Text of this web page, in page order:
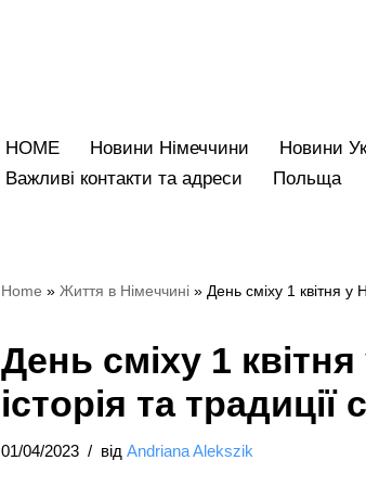
HOME
Новини Німеччини Hовини
Bажливі контакти та адреси
Польща
Home » Життя в Німеччині » День сміху 1 квітня у
День сміху 1
історія та традиції
01/04/2023 від Andriana Alekszik